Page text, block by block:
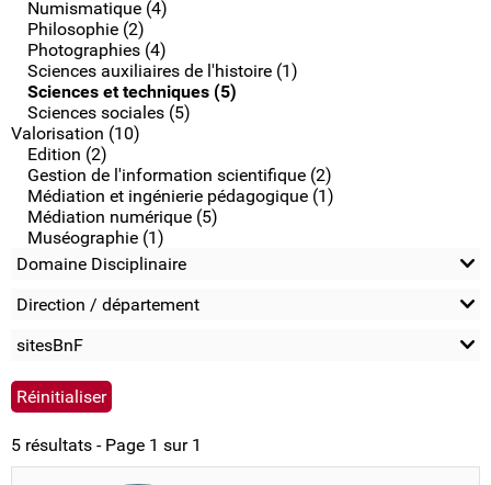
Numismatique (4)
Philosophie (2)
Photographies (4)
Sciences auxiliaires de l'histoire (1)
Sciences et techniques (5)
Sciences sociales (5)
Valorisation (10)
Edition (2)
Gestion de l'information scientifique (2)
Médiation et ingénierie pédagogique (1)
Médiation numérique (5)
Muséographie (1)
Domaine Disciplinaire
Direction / département
sitesBnF
5 résultats - Page 1 sur 1